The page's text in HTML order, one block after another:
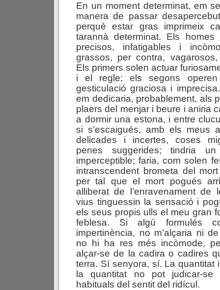
En un moment determinat, em
manera de passar
perquè estar gras imprimeix
tarannà determinat. Els
precisos, infatigables i
grassos, per contra,
Els primers solen actuar
i el regle; els segons
gesticulació graciosa i
em dedicaria, probablement, als
plaers del menjar i beure i aniria
a dormir una estona, i entre
si s’escaigués, amb els meus
delicades i incertes, coses
penes suggerides; tindria
imperceptible; faria, com solen
intranscendent brometa del
per tal que el mort pogués
alliberat de l’enravenament
vius tinguessin la sensació i
els seus propis ulls el meu gran
feblesa. Si algú formulés
impertinència, no m’alçaria ni
no hi ha res més incòmode,
alçar-se de la cadira o cadires
terra. Sí senyora, sí. La quantitat
la quantitat no pot judicar-se
habituals del sentit del ridícul.